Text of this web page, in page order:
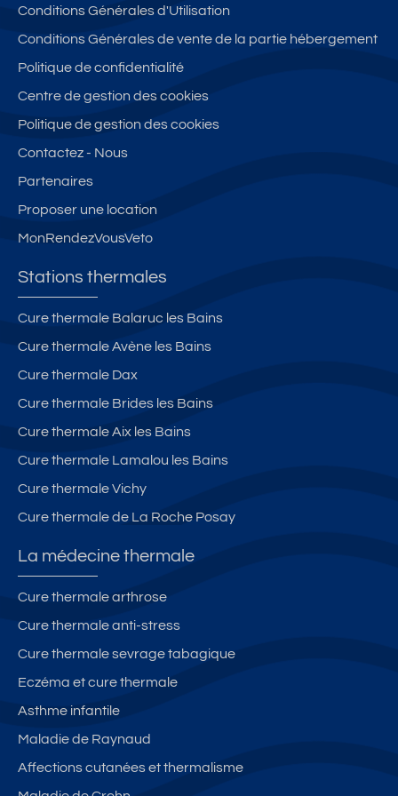
Conditions Générales d'Utilisation
Conditions Générales de vente de la partie hébergement
Politique de confidentialité
Centre de gestion des cookies
Politique de gestion des cookies
Contactez - Nous
Partenaires
Proposer une location
MonRendezVousVeto
Stations thermales
Cure thermale Balaruc les Bains
Cure thermale Avène les Bains
Cure thermale Dax
Cure thermale Brides les Bains
Cure thermale Aix les Bains
Cure thermale Lamalou les Bains
Cure thermale Vichy
Cure thermale de La Roche Posay
La médecine thermale
Cure thermale arthrose
Cure thermale anti-stress
Cure thermale sevrage tabagique
Eczéma et cure thermale
Asthme infantile
Maladie de Raynaud
Affections cutanées et thermalisme